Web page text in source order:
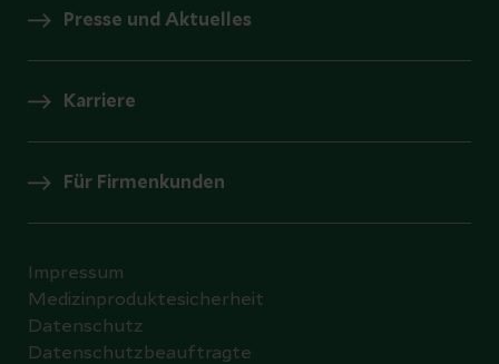
Presse und Aktuelles
Karriere
Für Firmenkunden
Impressum
Medizinproduktesicherheit
Datenschutz
Datenschutzbeauftragte